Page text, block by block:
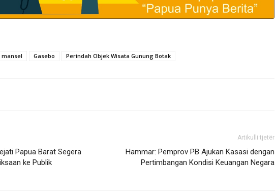
Gasebo Perindah Objek Wisata Gunung Botak
Papua Barat Segera
ke Publik
Artikulli tjetër
Hammar: Pemprov PB Ajukan Kasasi dengan
Pertimbangan Kondisi Keuangan Negara